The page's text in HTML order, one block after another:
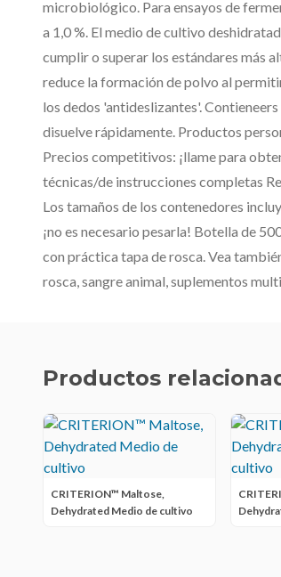
microbiológico. Para ensayos de
a 1,0 %. El medio de cultivo
cumplir o superar los estándares más
reduce la formación de polvo al
los dedos 'antideslizantes'.
disuelve rápidamente. Productos
Precios competitivos: ¡llame para
técnicas/de instrucciones completas
Los tamaños de los contenedores
¡no es necesario pesarla! Botella de
con práctica tapa de rosca. Vea
rosca, sangre animal, suplementos
Productos
CRITERION™ Maltose,
Dehydrated Medio de cultivo